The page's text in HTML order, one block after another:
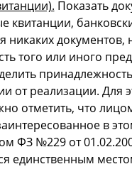
Показать
квитанции,
никаких
того или иного
от реализации. Для
отметить, что
в
ФЗ №229 от
единственным